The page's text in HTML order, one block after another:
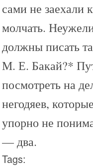
сами не
молчать.
должны писать
М. Е. Бакай?*
посмотреть на
негодяев,
упорно не
— два.
Tags: